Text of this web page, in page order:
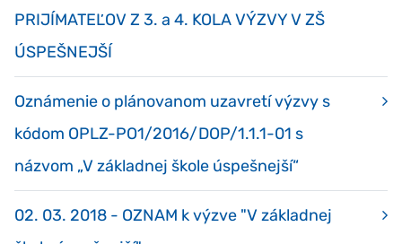
PRIJÍMATEĽOV Z 3. a 4. KOLA VÝZVY V ZŠ
ÚSPEŠNEJŠÍ
Oznámenie o plánovanom uzavretí výzvy s
kódom OPLZ-PO1/2016/DOP/1.1.1-01 s
názvom „V základnej škole úspešnejší“
02. 03. 2018 - OZNAM k výzve "V základnej